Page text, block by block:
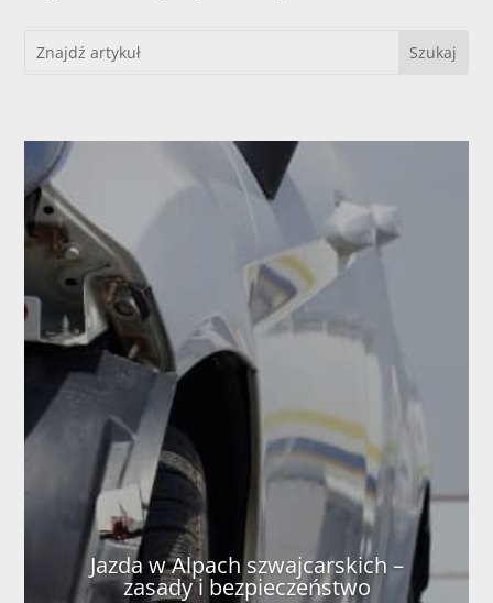
Jazda w Alpach szwajcarskich –
zasady i bezpieczeństwo